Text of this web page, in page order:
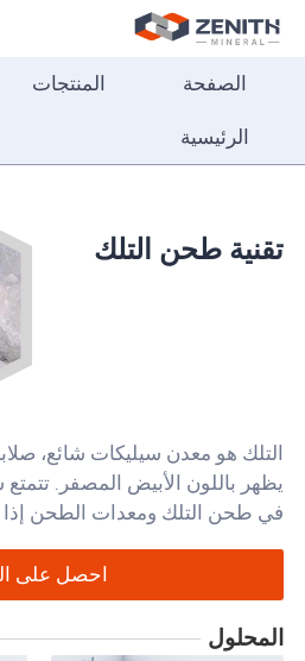
الصفحة
الرئيسية
المحلول
بنا
العربية
الصفحة
الرئيسية
المنتجات
تقنية طحن التلك
يظهر باللون الأبيض المصفر.
في طحن التلك ومعدات الطحن
احصل على
المحلول